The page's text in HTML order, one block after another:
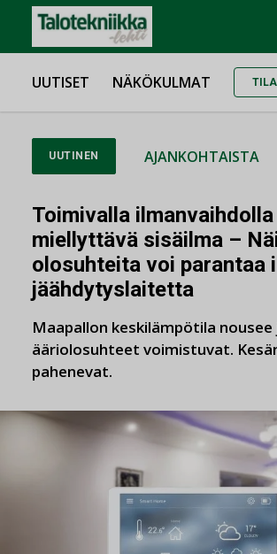
UUTISET NÄKÖKULMAT
UUTINEN AJANKOHTAISTA
Toimivalla ilmanvaihdolla
miellyttävä sisäilma –
olosuhteita voi parantaa
jäähdytyslaitetta
Maapallon keskilämpötila nousee
ääriolosuhteet voimistuvat.
pahenevat.